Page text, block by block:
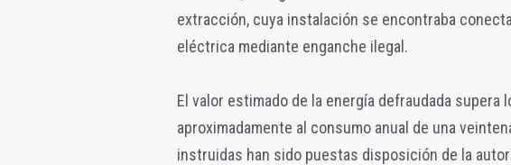
extracción, cuya instalación se encontraba
eléctrica mediante enganche ilegal.
El valor estimado de la energía defraudada supera
aproximadamente al consumo anual de una
instruidas han sido puestas disposición de la